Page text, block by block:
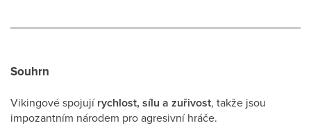
Souhrn
Vikingové spojujírychlost, sílu a zuřivost, takže jsou
impozantním národem pro agresivní hráče.